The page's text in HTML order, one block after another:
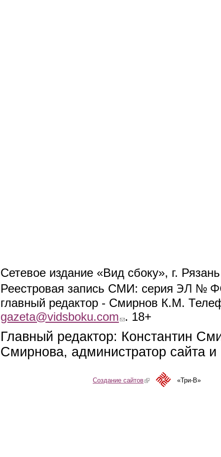
Сетевое издание «Вид сбоку», г.
Реестровая запись СМИ: серия ЭЛ №
главный редактор - Смирнов К.М.
gazeta@vidsboku.com (link sends e-mail)
. 18+
Главный редактор: Константин
Смирнова, администратор сайта
Создание сайтов(link is external)«Три-В»